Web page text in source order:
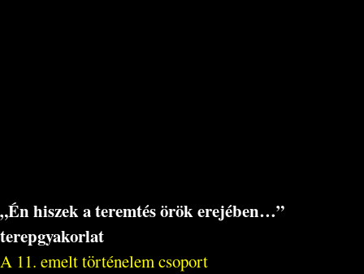
„Én hiszek a teremtés örök erejében…”
terepgyakorlat
A 11. emelt történelem csoport